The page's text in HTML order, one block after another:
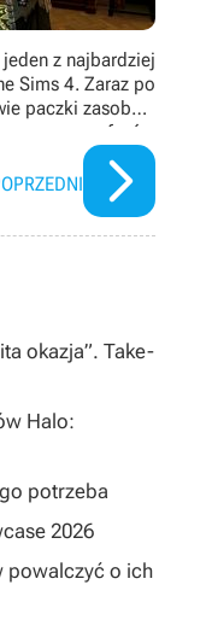
z najbardziej
Sims 4. Zaraz po
paczki zasobów
przez fanów
okazja”. Take-
Halo:
potrzeba
2026
powalczyć o ich